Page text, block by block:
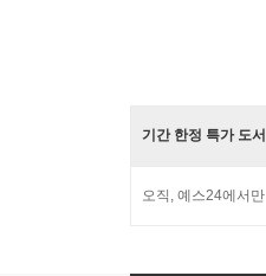
기간 한정 특가 도서
오직, 예스24에서만